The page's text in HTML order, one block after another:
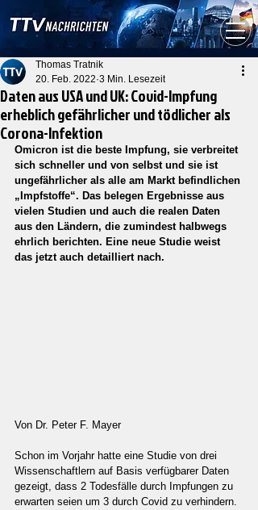
Daten aus USA und UK: Covid-Impfung
erheblich gefährlicher und tödlicher als
Corona-Infektion
Thomas Tratnik
20. Feb. 2022 3 Min. Lesezeit
Omicron ist die beste Impfung, sie verbreitet
sich schneller und von selbst und sie ist
ungefährlicher als alle am Markt befindlichen
„Impfstoffe“. Das belegen Ergebnisse aus
vielen Studien und auch die realen Daten
aus den Ländern, die zumindest halbwegs
ehrlich berichten. Eine neue Studie weist
das jetzt auch detailliert nach.
Von Dr. Peter F. Mayer
Schon im Vorjahr hatte eine Studie von drei
Wissenschaftlern auf Basis verfügbarer Daten
gezeigt, dass 2 Todesfälle durch Impfungen zu
erwarten seien um 3 durch Covid zu verhindern.